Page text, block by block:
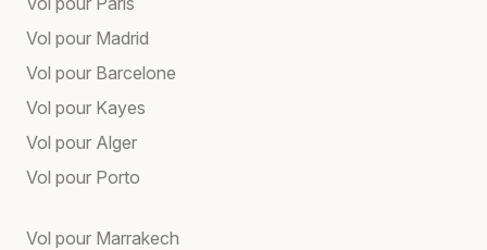
Vol pour Madrid
Vol pour Barcelone
Vol pour Kayes
Vol pour Alger
Vol pour Porto
Vol pour Marrakech